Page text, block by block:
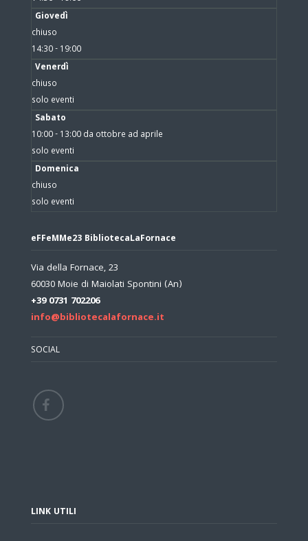
Giovedì
chiuso
14:30 - 19:00
Venerdì
chiuso
solo eventi
Sabato
10:00 - 13:00 da ottobre ad aprile
solo eventi
Domenica
chiuso
solo eventi
eFFeMMe23 BibliotecaLaFornace
Via della Fornace, 23
60030 Moie di Maiolati Spontini (An)
+39 0731 702206
info@bibliotecalafornace.it
SOCIAL
LINK UTILI